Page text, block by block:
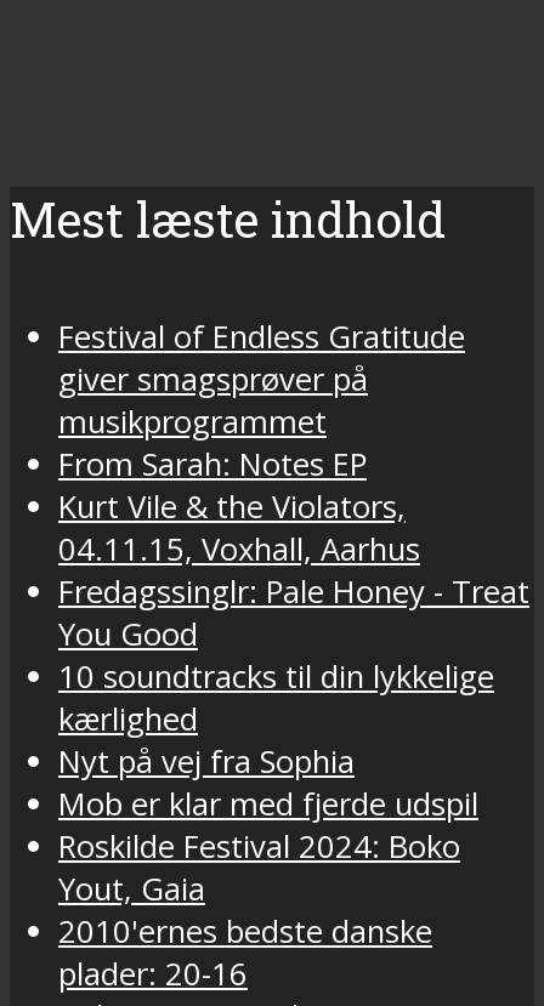
Mest læste indhold
Festival of Endless Gratitude
giver smagsprøver på
musikprogrammet
From Sarah: Notes EP
Kurt Vile & the Violators,
04.11.15, Voxhall, Aarhus
Fredagssinglr: Pale Honey - Treat
You Good
10 soundtracks til din lykkelige
kærlighed
Nyt på vej fra Sophia
Mob er klar med fjerde udspil
Roskilde Festival 2024: Boko
Yout, Gaia
2010'ernes bedste danske
plader: 20-16